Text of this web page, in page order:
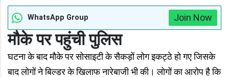
WhatsApp Group Join Now
मौके पर पहुंची पुलिस
घटना के बाद मौके पर सोसाइटी के सैकड़ों लोग इकट्ठे हो गए जिसके
बाद लोगों ने बिल्डर के खिलाफ नारेबाजी भी की। लोगों का आरोप है कि